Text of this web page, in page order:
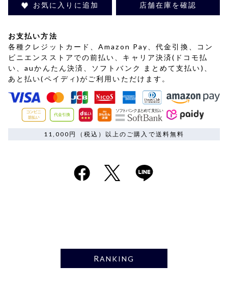
お気に入りに追加 店舗在庫を確認
お支払い方法
各種クレジットカード、Amazon Pay、代金引換、コン
ビニエンスストアでの前払い、キャリア決済(ドコモ払
い、auかんたん決済、ソフトバンク まとめて支払い)、
あと払い(ペイディ)がご利用いただけます。
11,000円（税込）以上のご購入で送料無料
RANKING